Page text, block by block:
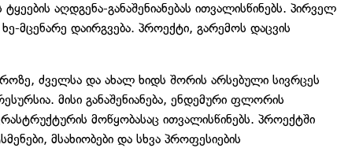
აღდგენა-განაშენიანებას ითვალისწინებს. პირველ
მცენარე დაირგვება. პროექტი, გარემოს დაცვის
ძველსა და ახალ ხიდს შორის არსებული სივრცეს
მისი განაშენიანება, ენდემური ფლორის
მოწყობასაც ითვალისწინებს. პროექტში
მსახიობები და სხვა პროფესიების